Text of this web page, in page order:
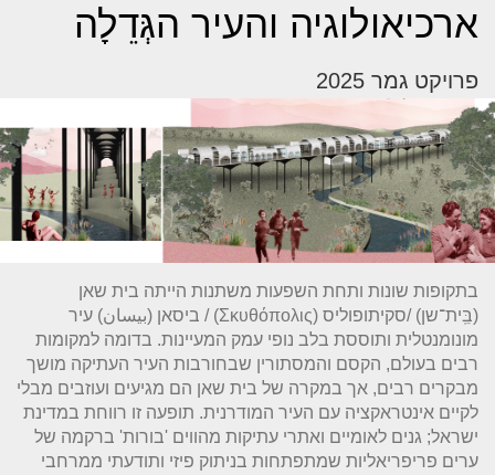
ארכיאולוגיה והעיר הגְּדֵלָה
פרויקט גמר 2025
בתקופות שונות ותחת השפעות משתנות הייתה בית שאן
(בֵּֽית־שן) /סקיתופוליס (Σκυθόπολις) / ביסאן (بيسان) עיר
מונומנטלית ותוססת בלב נופי עמק המעיינות. בדומה למקומות
רבים בעולם, הקסם והמסתורין שבחורבות העיר העתיקה מושך
מבקרים רבים, אך במקרה של בית שאן הם מגיעים ועוזבים מבלי
לקיים אינטראקציה עם העיר המודרנית. תופעה זו רווחת במדינת
ישראל; גנים לאומיים ואתרי עתיקות מהווים 'בורות' ברקמה של
ערים פריפריאליות שמתפתחות בניתוק פיזי ותודעתי ממרחבי